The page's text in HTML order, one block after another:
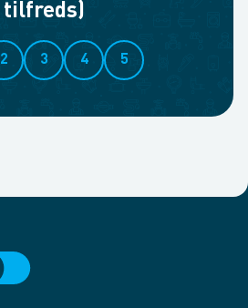
tilfreds)
2 3 4 5